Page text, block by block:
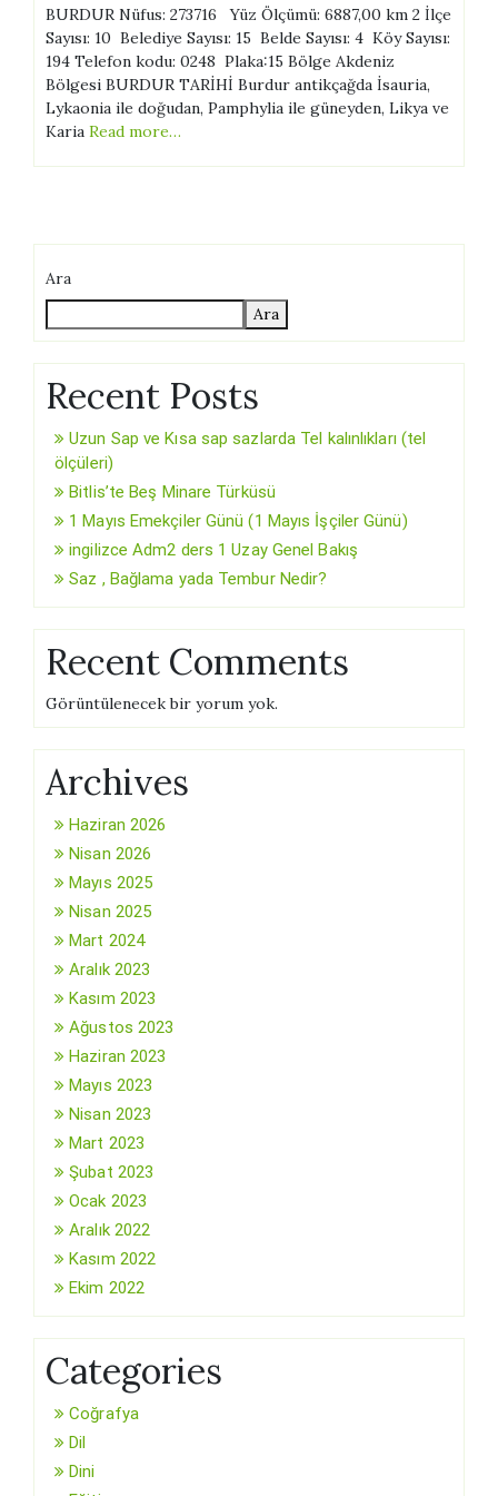
BURDUR Nüfus: 273716 Yüz Ölçümü: 6887,00 km 2 İlçe
Sayısı: 10 Belediye Sayısı: 15 Belde Sayısı: 4 Köy Sayısı:
194 Telefon kodu: 0248 Plaka:15 Bölge Akdeniz
Bölgesi BURDUR TARİHİ Burdur antikçağda İsauria,
Lykaonia ile doğudan, Pamphylia ile güneyden, Likya ve
Karia Read more…
Ara
Ara
Recent Posts
Uzun Sap ve Kısa sap sazlarda Tel kalınlıkları (tel
ölçüleri)
Bitlis’te Beş Minare Türküsü
1 Mayıs Emekçiler Günü (1 Mayıs İşçiler Günü)
ingilizce Adm2 ders 1 Uzay Genel Bakış
Saz , Bağlama yada Tembur Nedir?
Recent Comments
Görüntülenecek bir yorum yok.
Archives
Haziran 2026
Nisan 2026
Mayıs 2025
Nisan 2025
Mart 2024
Aralık 2023
Kasım 2023
Ağustos 2023
Haziran 2023
Mayıs 2023
Nisan 2023
Mart 2023
Şubat 2023
Ocak 2023
Aralık 2022
Kasım 2022
Ekim 2022
Categories
Coğrafya
Dil
Dini